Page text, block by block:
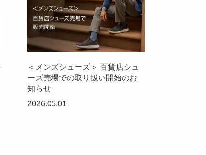
＜メンズシューズ＞ 百貨店シュ
ーズ売場での取り扱い開始のお
知らせ
2026.05.01